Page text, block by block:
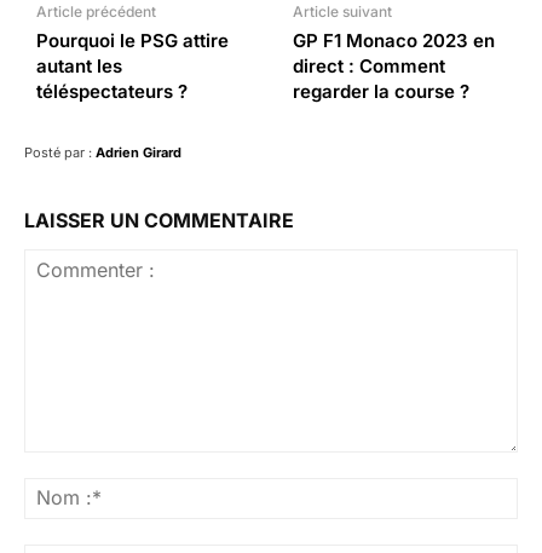
Article précédent
Pourquoi le PSG attire
autant les
téléspectateurs ?
Article suivant
GP F1 Monaco 2023 en
direct : Comment
regarder la course ?
Posté par : Adrien Girard
LAISSER UN COMMENTAIRE